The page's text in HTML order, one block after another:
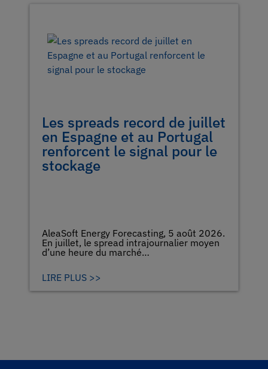
Les spreads record de juillet
en Espagne et au Portugal
renforcent le signal pour le
stockage
AleaSoft Energy Forecasting, 5 août 2026.
En juillet, le spread intrajournalier moyen
d’une heure du marché…
LIRE PLUS >>